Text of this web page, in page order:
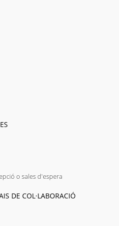
o sales d'espera
DE COL·LABORACIÓ